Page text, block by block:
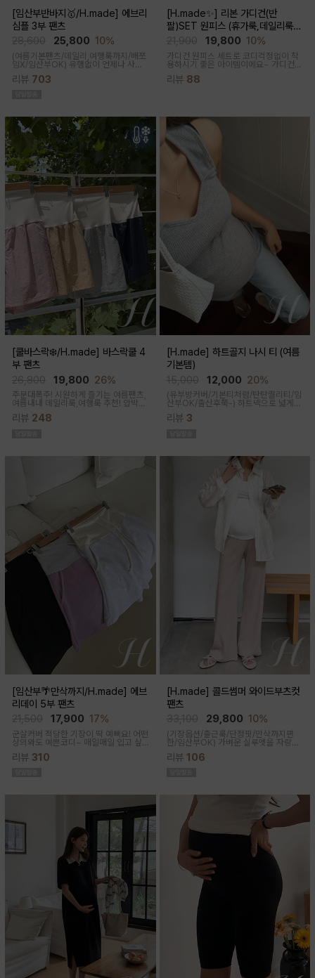
[임산부반바지🥇/H.made] 에브리
심플 3부 팬츠
25,800 10%
(여름기본팬츠/데일리,여행룩까지/배쪼
임X/임산부OK) 유행없이 언제나 사랑
받는 BASIC! 심플하고 베이직한 디자
인이라유행 걱정 없이 매 시즌마다꺼내
리뷰 703
[H.made✨] 리본 가디건(반
팔)SET 원피스 (휴가룩,데일리룩/
체형완벽커버/임산부,출산후 누구나
OK)
19,800 10%
가디건 원피스 세트로 코디걱정없이 착
용하시기 좋은 아이템이에요~ 가디건
꾸안꾸룩으로 활용하기 좋아요
리뷰 88
[쿨바스락❄️/H.made] 바스락쿨 4
부 팬츠
19,800 26%
주문대폭주! 시원하게 즐기는 여름팬츠,
여름내내 데일리룩,여행룩 추천! 압박없
이 편안한 임부복대, 캐쥬얼한 무드의 편
안한 팬츠에요!바스락거리는 매끈한 원
리뷰 248
[H.made] 하트골지 나시 티 (여름
기본템)
12,000 20%
(유부방커버/기본티처럼/탄탄퀄리티/임
산부OK/출산후쭉-) 하트넥으로 넓게
파져 은은한 쇄골 노출이 여성스러운 실
루엣이 되고 넓은 암홀로 끼임이나 답답
리뷰 3
[임산부🌴만삭까지/H.made] 에브
리데이 5부 팬츠
17,900 17%
군살커버 적당한 기장이 딱 예뻐요! 어떤
상의와도 예쁜코디~ 매일매일 입고 싶
한 5부 기장감으로 군살커버
리뷰 310
[H.made] 콜드썸머 와이드부츠컷
팬츠
29,800 10%
(기장옵션/출근룩/단정핏/만삭까지편
한/임산부OK) 가벼운 실루엣을 자랑하
단감과 디자인으로 쾌적하게 착용돼요
리뷰 106